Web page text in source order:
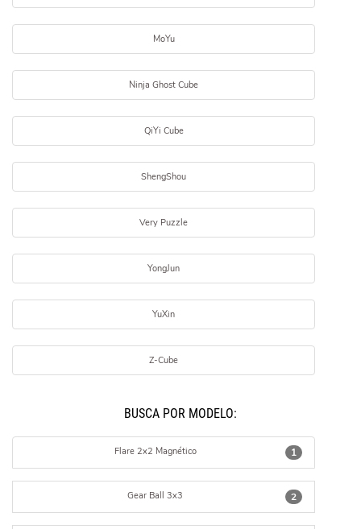
MoYu
Ninja Ghost Cube
QiYi Cube
ShengShou
Very Puzzle
YongJun
YuXin
Z-Cube
BUSCÁ POR MODELO:
1
Flare 2x2 Magnético
2
Gear Ball 3x3